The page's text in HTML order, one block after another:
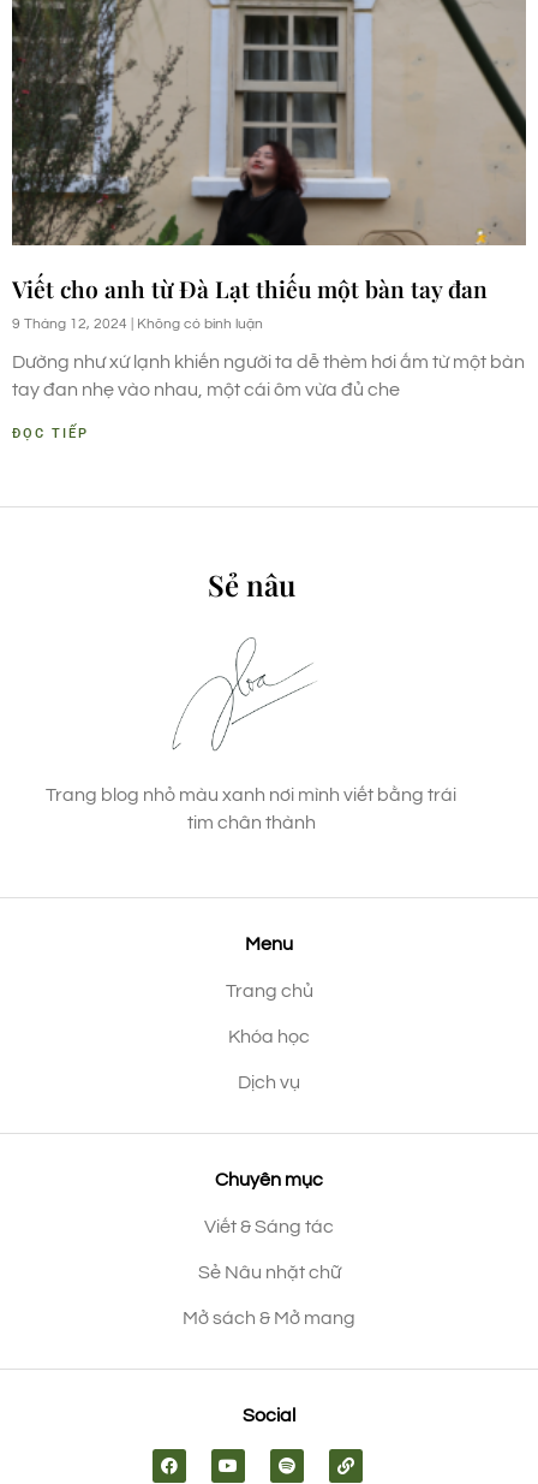
Viết cho anh từ Đà Lạt thiếu một bàn tay đan
9 Tháng 12, 2024 Không có bình luận
Dường như xứ lạnh khiến người ta dễ thèm hơi ấm từ một bàn
tay đan nhẹ vào nhau, một cái ôm vừa đủ che
ĐỌC TIẾP
Sẻ nâu
Trang blog nhỏ màu xanh nơi mình viết bằng trái
tim chân thành
Menu
Trang chủ
Khóa học
Dịch vụ
Chuyên mục
Viết & Sáng tác
Sẻ Nâu nhặt chữ
Mở sách & Mở mang
Social